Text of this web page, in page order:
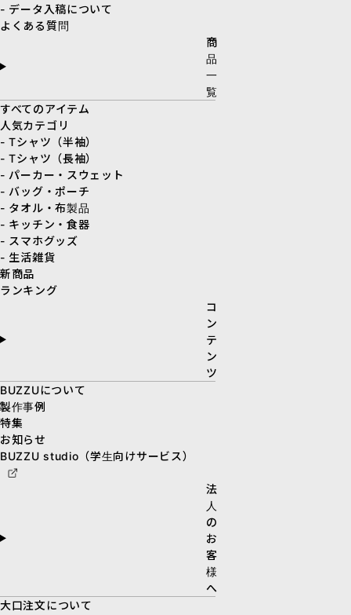
- データ入稿について
よくある質問
商
品
一
覧
すべてのアイテム
人気カテゴリ
- Tシャツ（半袖）
- Tシャツ（長袖）
- パーカー・スウェット
- バッグ・ポーチ
- タオル・布製品
- キッチン・食器
- スマホグッズ
- 生活雑貨
新商品
ランキング
コ
ン
テ
ン
ツ
BUZZUについて
製作事例
特集
お知らせ
BUZZU studio（学生向けサービス）
法
人
の
お
客
様
へ
大口注文について